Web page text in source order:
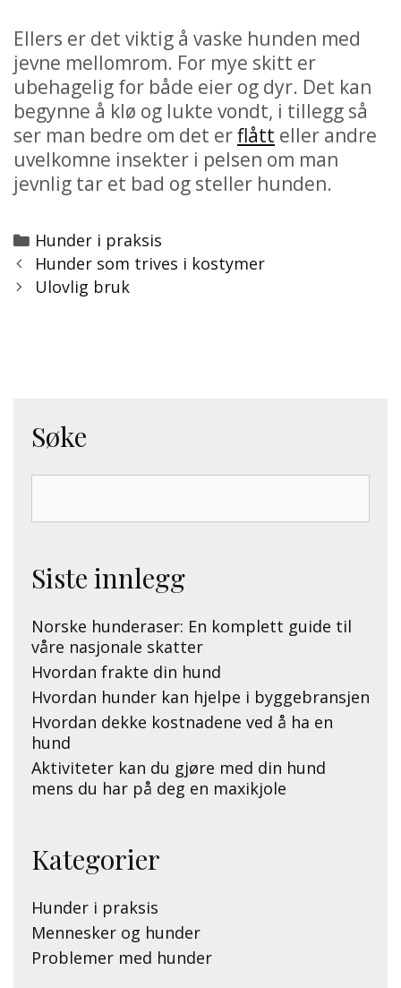
Ellers er det viktig å vaske hunden med
jevne mellomrom. For mye skitt er
ubehagelig for både eier og dyr. Det kan
begynne å klø og lukte vondt, i tillegg så
ser man bedre om det erflått eller andre
uvelkomne insekter i pelsen om man
jevnlig tar et bad og steller hunden.
Categories
Hunder i praksis
Post
navigation
Hunder som trives i kostymer
Ulovlig bruk
Søke
Siste innlegg
Norske hunderaser: En komplett guide til
våre nasjonale skatter
Hvordan frakte din hund
Hvordan hunder kan hjelpe i byggebransjen
Hvordan dekke kostnadene ved å ha en
hund
Aktiviteter kan du gjøre med din hund
mens du har på deg en maxikjole
Kategorier
Hunder i praksis
Mennesker og hunder
Problemer med hunder